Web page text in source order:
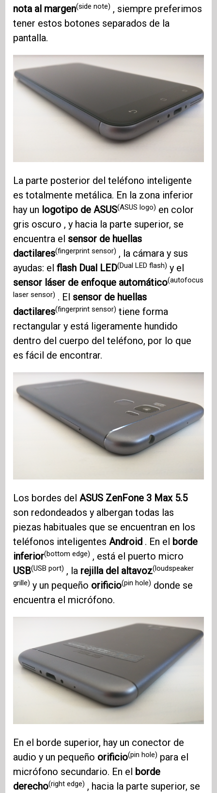
nota al margen(side note) , siempre preferimos
tener estos botones separados de la
pantalla.
La parte posterior del teléfono inteligente
es totalmente metálica. En la zona inferior
hay un logotipo de ASUS(ASUS logo) en color
gris oscuro , y hacia la parte superior, se
encuentra el sensor de huellas
dactilares(fingerprint sensor) , la cámara y sus
ayudas: elflash Dual LED(Dual LED flash) y el
sensor láser de enfoque automático(autofocus
laser sensor) . El sensor de huellas
dactilares(fingerprint sensor) tiene forma
rectangular y está ligeramente hundido
dentro del cuerpo del teléfono, por lo que
es fácil de encontrar.
Los bordes delASUS ZenFone 3 Max 5.5
son redondeados y albergan todas las
piezas habituales que se encuentran en los
teléfonos inteligentesAndroid . En el borde
inferior(bottom edge) , está el puerto micro
USB(USB port) , la rejilla del altavoz(loudspeaker
grille) y un pequeño orificio(pin hole) donde se
encuentra el micrófono.
En el borde superior, hay un conector de
audio y un pequeño orificio(pin hole) para el
micrófono secundario. En el borde
derecho(right edge) , hacia la parte superior, se